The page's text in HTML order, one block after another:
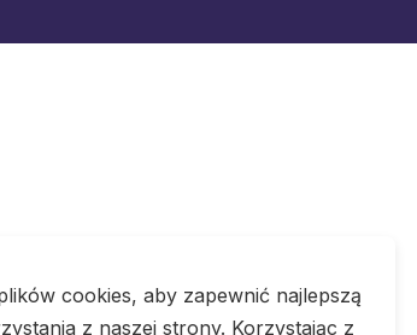
cookies, aby zapewnić najlepszą
z naszej strony. Korzystając z